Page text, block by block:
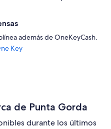
además de OneKeyCash.
Key
de Punta Gorda
durante los últimos